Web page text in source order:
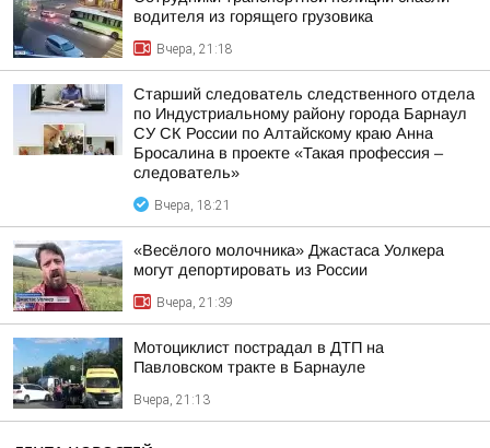
водителя из горящего грузовика
Вчера, 21:18
Старший следователь следственного отдела
по Индустриальному району города Барнаул
СУ СК России по Алтайскому краю Анна
Бросалина в проекте «Такая профессия –
следователь»
Вчера, 18:21
«Весёлого молочника» Джастаса Уолкера
могут депортировать из России
Вчера, 21:39
Мотоциклист пострадал в ДТП на
Павловском тракте в Барнауле
Вчера, 21:13